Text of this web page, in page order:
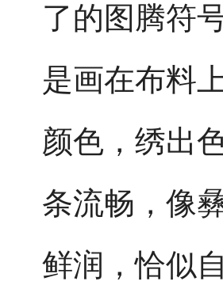
了的图腾符
是画在布料
颜色，绣出
条流畅，像
鲜润，恰似